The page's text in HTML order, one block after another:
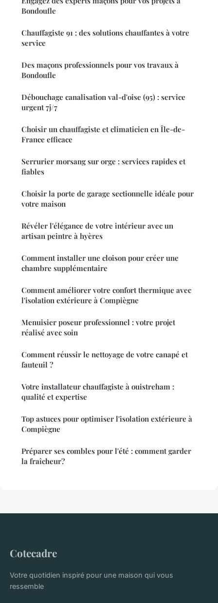
Bondoufle
Chauffagiste 91 : des solutions chauffantes à votre
service
Des maçons professionnels pour vos travaux à
Bondoufle
Débouchage canalisation val-d'oise (95) : service
urgent 7j/7
Choisir un chauffagiste et climaticien en Île-de-
France efficace
Serrurier morsang sur orge : services rapides et
fiables
Choisir la porte de garage sectionnelle idéale pour
votre maison
Révéler l'élégance de votre intérieur avec un
artisan peintre à hyères
Comment installer une cloison pour créer une
chambre supplémentaire
Comment améliorer votre confort thermique avec
l'isolation extérieure à Compiègne
Menuisier poseur professionnel : votre projet
réalisé avec soin
Comment réussir le nettoyage de votre canapé et
fauteuil ?
Votre installateur chauffagiste à ouistreham :
qualité et expertise
Top astuces pour optimiser l'isolation extérieure à
Compiègne
Préparer ses combles pour l'été : comment garder
la fraîcheur?
Cotecadre
Votre quotidien inspiré pour une maison qui vous
ressemble